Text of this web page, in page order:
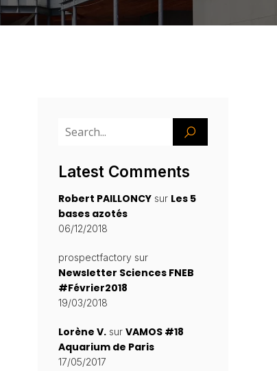
Latest Comments
Robert PAILLONCY sur Les 5
bases azotés
06/12/2018
prospectfactory sur
Newsletter Sciences FNEB
#Février2018
19/03/2018
Lorène V. sur VAMOS #18
Aquarium de Paris
17/05/2017